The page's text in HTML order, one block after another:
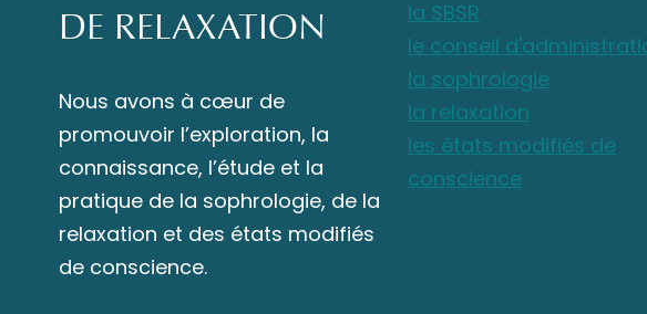
DE RELAXATION
Nous avons à cœur de
promouvoir l’exploration, la
connaissance, l’étude et la
pratique de la sophrologie, de la
relaxation et des états modifiés
de conscience.
la SBSR
le conseil
la sophrologie
la relaxation
les états modifiés de
conscience